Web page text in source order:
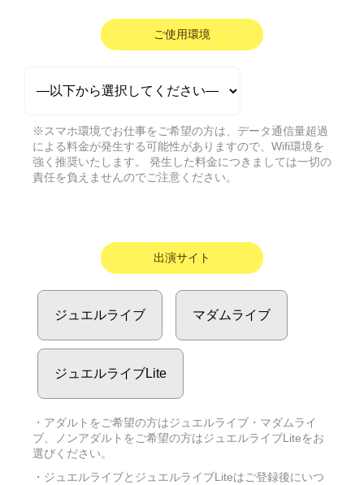
ご使用環境
※スマホ環境でお仕事をご希望の方は、データ通信量超過
による料金が発生する可能性がありますので、Wifi環境を
強く推奨いたします。 発生した料金につきましては一切の
責任を負えませんのでご注意ください。
出演サイト
ジュエルライブ マダムライブ
ジュエルライブLite
・アダルトをご希望の方はジュエルライブ・マダムライ
ブ、ノンアダルトをご希望の方はジュエルライブLiteをお
選びください。
・ジュエルライブとジュエルライブLiteはご登録後にいつ